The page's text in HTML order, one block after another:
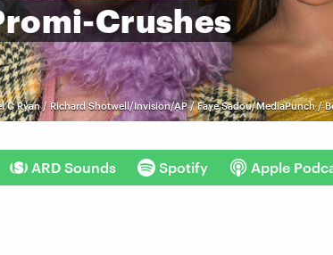
C Ryan / Richard Shotwell/Invision/AP / Faye Sadou/MediaPunch /
Crushes
ARD Sounds Spotify Apple